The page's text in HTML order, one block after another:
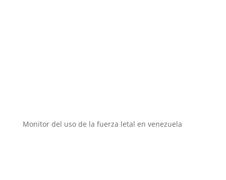
Monitor del uso de la fuerza letal en venezuela